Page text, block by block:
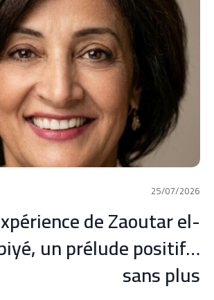
25/07/2026
de Zaoutar el-
un prélude positif…
sans plus